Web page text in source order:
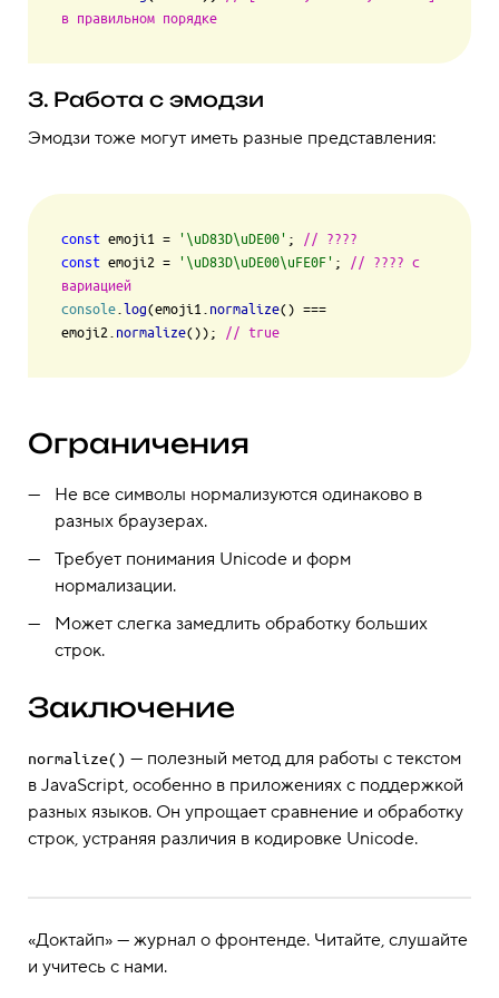
в правильном порядке
3. Работа с эмодзи
Эмодзи тоже могут иметь разные представления:
const emoji1 = '\uD83D\uDE00' ;
// ????
const emoji2 = '\uD83D\uDE00\uFE0F' ;
// ???? с
вариацией
console log(emoji1. normalize() ===
emoji2. normalize()); // true
Ограничения
Не все символы нормализуются одинаково в
разных браузерах.
Требует понимания Unicode и форм
нормализации.
Может слегка замедлить обработку больших
строк.
Заключение
normalize() — полезный метод для работы с текстом
в JavaScript, особенно в приложениях с поддержкой
разных языков. Он упрощает сравнение и обработку
строк, устраняя различия в кодировке Unicode.
«Доктайп» — журнал о фронтенде. Читайте, слушайте
и учитесь с нами.